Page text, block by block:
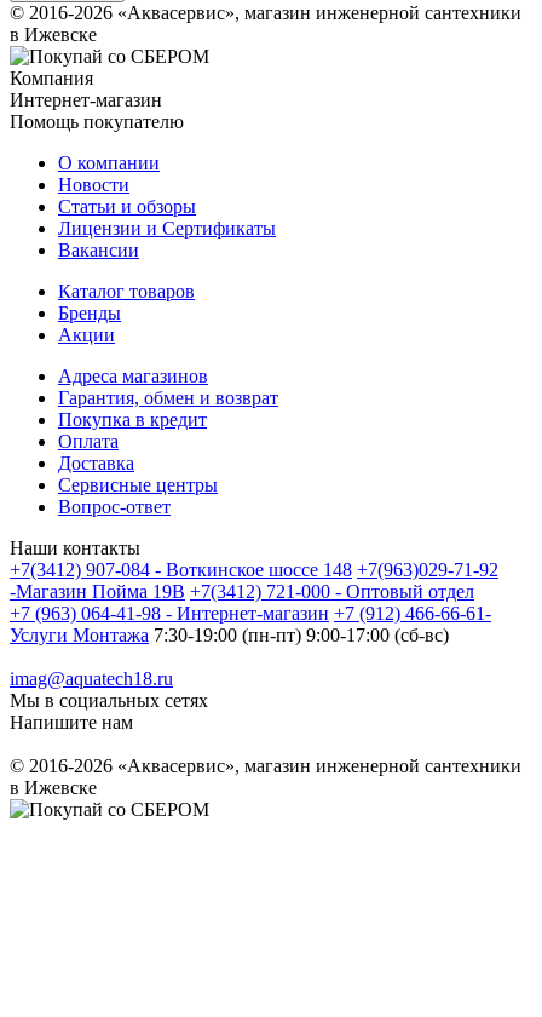
© 2016-2026 «Аквасервис», магазин инженерной сантехники
в Ижевске
Компания
Интернет-магазин
Помощь покупателю
О компании
Новости
Статьи и обзоры
Лицензии и Сертификаты
Вакансии
Каталог товаров
Бренды
Акции
Адреса магазинов
Гарантия, обмен и возврат
Покупка в кредит
Оплата
Доставка
Сервисные центры
Вопрос-ответ
Наши контакты
+7(3412) 907-084 - Воткинское шоссе 148 +7(963)029-71-92
-Магазин Пойма 19В +7(3412) 721-000 - Оптовый отдел
+7 (963) 064-41-98 - Интернет-магазин +7 (912) 466-66-61-
Услуги Монтажа 7:30-19:00 (пн-пт) 9:00-17:00 (сб-вс)
imag@aquatech18.ru
Мы в социальных сетях
Напишите нам
© 2016-2026 «Аквасервис», магазин инженерной сантехники
в Ижевске